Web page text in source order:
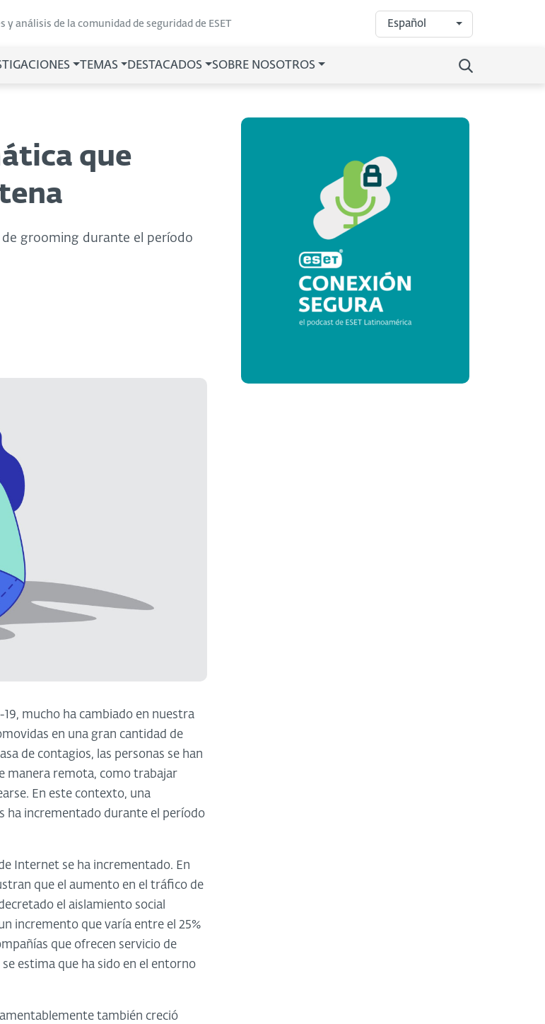
y análisis de la comunidad de seguridad de ESET Español
TEMAS DESTACADOS SOBRE NOSOTROS
que
grooming durante el período
mucho ha cambiado en nuestra
en una gran cantidad de
de contagios, las personas se han
manera remota, como trabajar
En este contexto, una
ha incrementado durante el período
Internet se ha incrementado. En
que el aumento en el tráfico de
el aislamiento social
incremento que varía entre el 25%
que ofrecen servicio de
estima que ha sido en el entorno
también creció